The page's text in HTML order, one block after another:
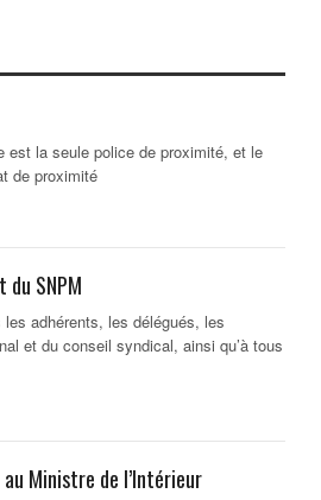
la seule police de proximité, et le
de proximité
du SNPM
adhérents, les délégués, les
et du conseil syndical, ainsi qu’à tous
Ministre de l’Intérieur